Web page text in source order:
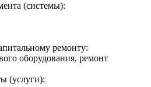
(системы):
ремонту:
оборудования, ремонт
(услуги):